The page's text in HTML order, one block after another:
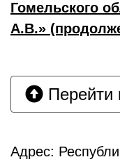
Гомельского
А.В.»
Перейти
Адрес: